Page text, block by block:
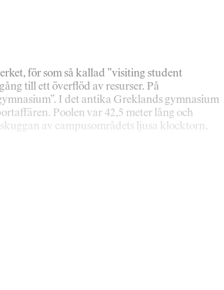
för som så kallad ”visiting student
till ett överflöd av resurser. På
I det antika Greklands gymnasium
Poolen var 42,5 meter lång och
av campusområdets ljusa klocktorn,